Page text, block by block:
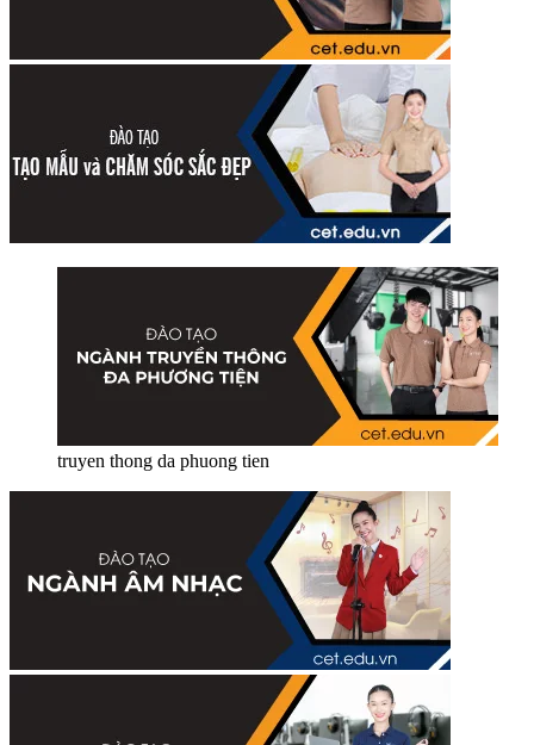
truyen thong da phuong tien